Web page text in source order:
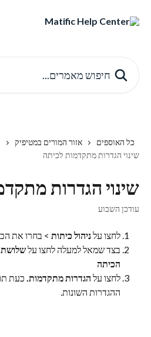
כל האוספים אזור המורים במטיפיק
שינוי הגדרות מתקדמות לכיתה
שינוי הגדרות
עודכן השבוע
לחצו על ניהול כיתות > בחרו את
בצד שמאל למעלה לחצו על שלושת
הכיתה
לחצו על הגדרות מתקדמות. כעת
ההגדרות השונות.